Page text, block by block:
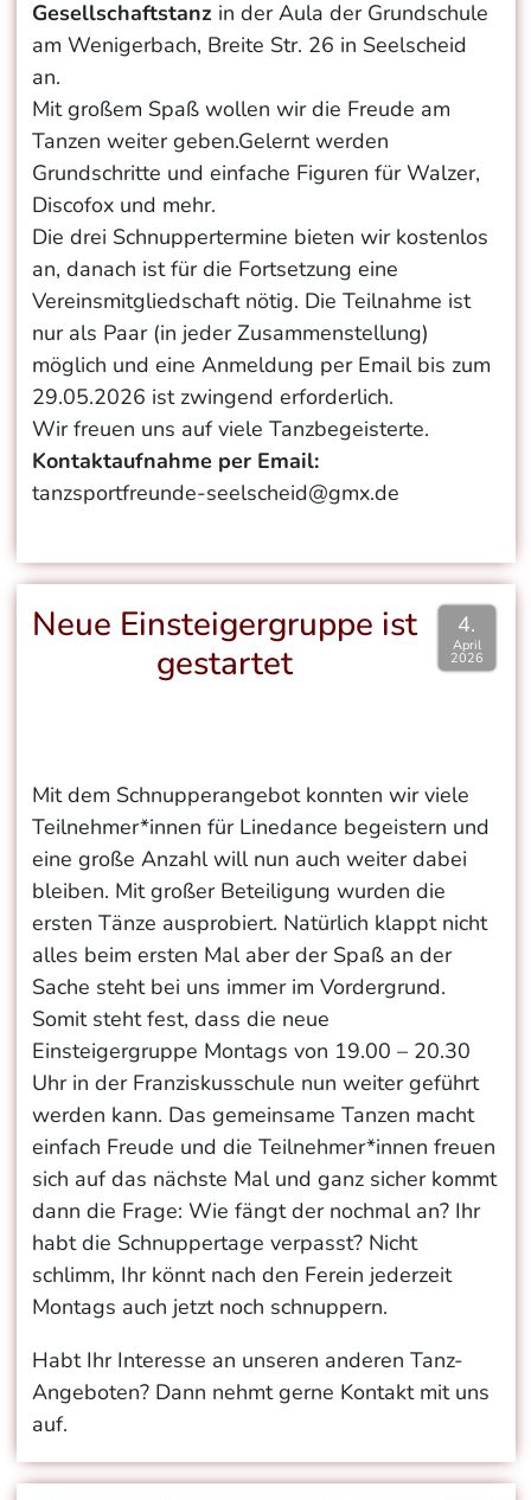
Gesellschaftstanz in der Aula der Grundschule
am Wenigerbach, Breite Str. 26 in Seelscheid
an.
Mit großem Spaß wollen wir die Freude am
Tanzen weiter geben.Gelernt werden
Grundschritte und einfache Figuren für Walzer,
Discofox und mehr.
Die drei Schnuppertermine bieten wir kostenlos
an, danach ist für die Fortsetzung eine
Vereinsmitgliedschaft nötig. Die Teilnahme ist
nur als Paar (in jeder Zusammenstellung)
möglich und eine Anmeldung per Email bis zum
29.05.2026 ist zwingend erforderlich.
Wir freuen uns auf viele Tanzbegeisterte.
Kontaktaufnahme per Email:
tanzsportfreunde-seelscheid@gmx.de
Neue Einsteigergruppe ist
gestartet
4.
April
2026
Mit dem Schnupperangebot konnten wir viele
Teilnehmer*innen für Linedance begeistern und
eine große Anzahl will nun auch weiter dabei
bleiben. Mit großer Beteiligung wurden die
ersten Tänze ausprobiert. Natürlich klappt nicht
alles beim ersten Mal aber der Spaß an der
Sache steht bei uns immer im Vordergrund.
Somit steht fest, dass die neue
Einsteigergruppe Montags von 19.00 – 20.30
Uhr in der Franziskusschule nun weiter geführt
werden kann. Das gemeinsame Tanzen macht
einfach Freude und die Teilnehmer*innen freuen
sich auf das nächste Mal und ganz sicher kommt
dann die Frage: Wie fängt der nochmal an? Ihr
habt die Schnuppertage verpasst? Nicht
schlimm, Ihr könnt nach den Ferein jederzeit
Montags auch jetzt noch schnuppern.
Habt Ihr Interesse an unseren anderen Tanz-
Angeboten? Dann nehmt gerne Kontakt mit uns
auf.